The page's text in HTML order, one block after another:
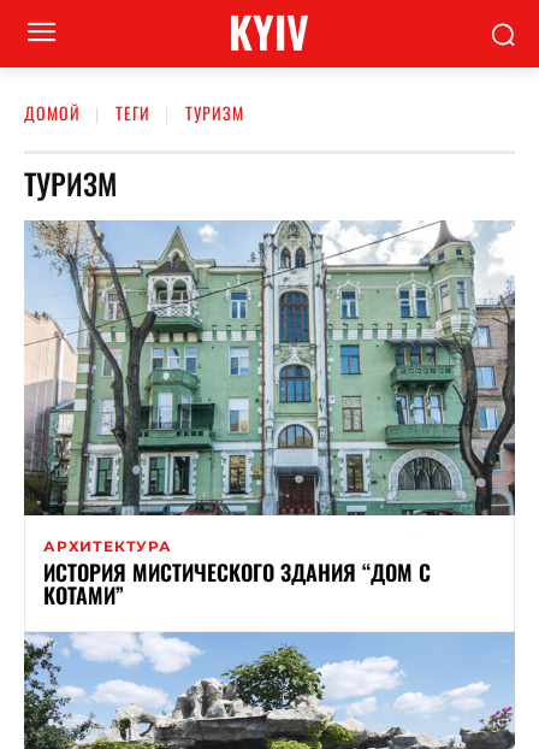
KYIV
ДОМОЙ ТЕГИ ТУРИЗМ
ТУРИЗМ
АРХИТЕКТУРА
ИСТОРИЯ МИСТИЧЕСКОГО ЗДАНИЯ “ДОМ С
КОТАМИ”